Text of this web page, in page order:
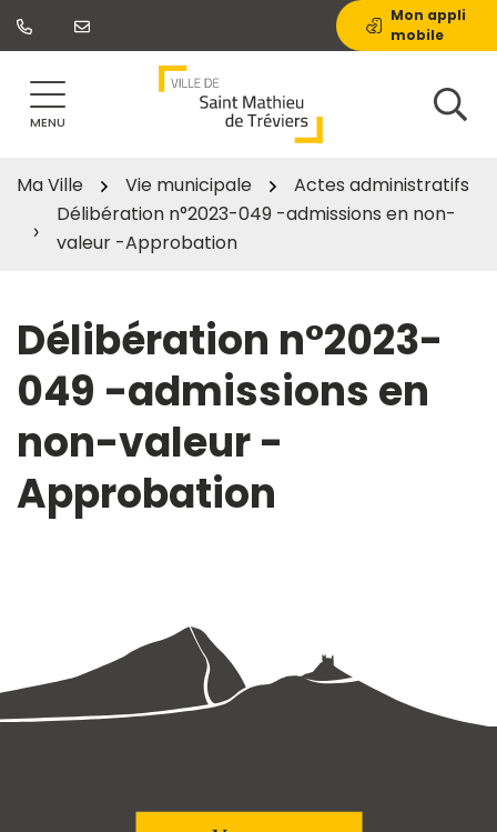
Aller
Mon appli
mobile
MENU
Ma Ville Vie municipale
Actes administratifs
Délibération n°2023-049 -admissions en non-
valeur -Approbation
Délibération n°2023-
049 -admissions en
non-valeur -
Approbation